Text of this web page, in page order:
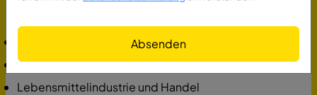
Branchen in Bremerhaven:
Logistik, besonders KFZ-Umschlag
Lebensmittelindustrie und Handel
Absenden